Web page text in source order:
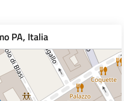
PA, Italia